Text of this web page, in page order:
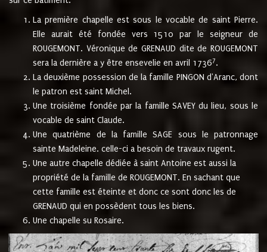
La première chapelle est sous le vocable de saint Pierre.
Elle aurait été fondée vers 1510 par le seigneur de
ROUGEMONT. Véronique de GRENAUD dite de ROUGEMONT
sera la dernière a y être ensevelie en avril 17367.
La deuxième possession de la famille PINGON d'Aranc, dont
le patron est saint Michel.
Une troisième fondée par la famille SAVEY du lieu, sous le
vocable de saint Claude.
Une quatrième de la famille SAGE sous le patronnage
sainte Madeleine. celle-ci a besoin de travaux rugent.
Une autre chapelle dédiée à saint Antoine est aussi la
propriété de la famille de ROUGEMONT. En sachant que
cette famille est éteinte et donc ce sont donc les de
GRENAUD qui en possèdent tous les biens.
Une chapelle su Rosaire.